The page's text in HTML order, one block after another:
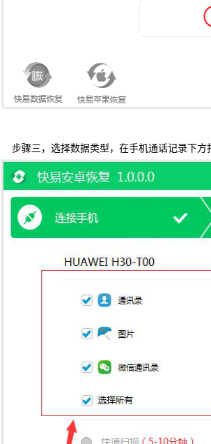
步骤三，选择数据类型，在手机通话记录下方